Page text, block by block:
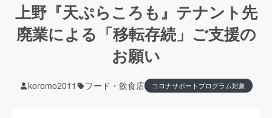
上野『天ぷらころも』テナント先
廃業による「移転存続」ご支援の
お願い
koromo2011 フード・飲食店 コロナサポートプログラム対象